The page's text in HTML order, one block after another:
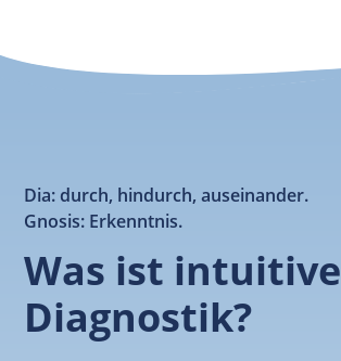
Dia: durch, hindurch, auseinander.
Gnosis: Erkenntnis.
Was ist intuitive
Diagnostik?